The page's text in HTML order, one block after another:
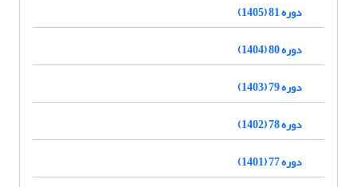
دوره 81 (1405)
دوره 80 (1404)
دوره 79 (1403)
دوره 78 (1402)
دوره 77 (1401)